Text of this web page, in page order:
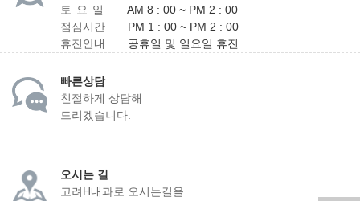
토 요 일
AM 8 : 00 ~ PM 2 : 00
점심시간
PM 1 : 00 ~ PM 2 : 00
휴진안내
공휴일 및 일요일 휴진
빠른상담
친절하게 상담해
드리겠습니다.
오시는 길
고려H내과로 오시는길을